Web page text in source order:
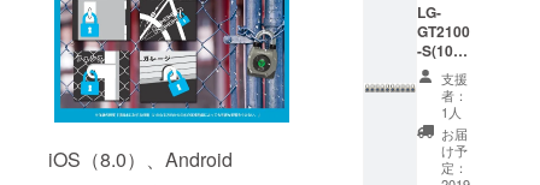
iOS（8.0）、Android
LG-
GT2100
-S(10
台）
キャン
プファ
イヤ特
「10%
支援
者：
1人
お届
け予
定：